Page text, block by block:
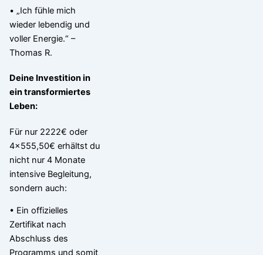
• „Ich fühle mich
wieder lebendig und
voller Energie.“ –
Thomas R.
Deine Investition in
ein transformiertes
Leben:
Für nur 2222€ oder
4×555,50€ erhältst du
nicht nur 4 Monate
intensive Begleitung,
sondern auch:
• Ein offizielles
Zertifikat nach
Abschluss des
Programms und somit